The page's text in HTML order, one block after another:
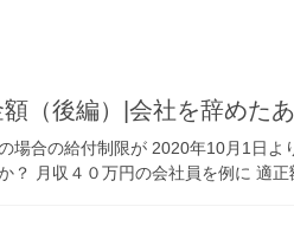
（後編）|会社を辞めた
場合の給付制限が 2020年10月1日
？ 月収４０万円の会社員を例に 適